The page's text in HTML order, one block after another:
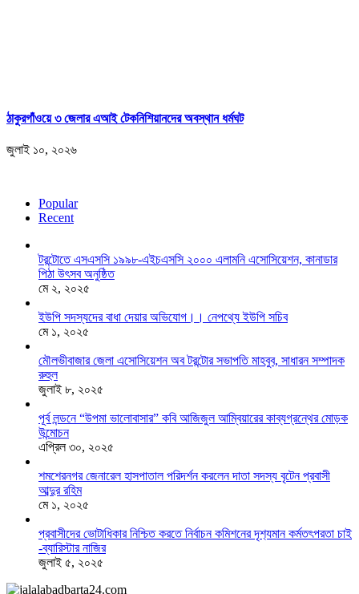
ঠাকুরগাঁওয়ে ৩ জেলার এআই টেকনিশিয়ানদের অবস্থান ধর্মঘট
জুলাই ১০, ২০২৬
Popular
Recent
টরন্টোতে এসএসসি ১৯৯৮-এইচএসসি ২০০০ এলামনি এসোসিয়েশন, কানাডার
পিঠা উৎসব অনুষ্ঠিত
মে ২, ২০২৫
ইউপি সদস্যদের বাধা দেয়ার অভিযোগ।। নেপথ্যে ইউপি সচিব
মে ১, ২০২৫
মৌলভীবাজার জেলা এসোসিয়েশন অব টরন্টোর সভাপতি মাহবুব, সাধারন সম্পাদক
রুহুল
জুলাই ৮, ২০২৫
পূর্ব লন্ডনে “উপমা ভালোবাসার” কবি আজিজুল আম্বিয়ারের কাব্যগ্রন্থের মোড়ক
উন্মোচন
এপ্রিল ৩০, ২০২৫
শমশেরনগর জেনারেল হাসপাতাল পরিদর্শন করলেন দাতা সদস্য বৃটেন প্রবাসী
আব্দুর রহিম
মে ১, ২০২৫
প্রবাসীদের ভোটাধিকার নিশ্চিত করতে নির্বাচন কমিশনের দৃশ‍্যমান কর্মতৎপরতা চাই
-ব্যারিস্টার নাজির
জুলাই ৫, ২০২৫